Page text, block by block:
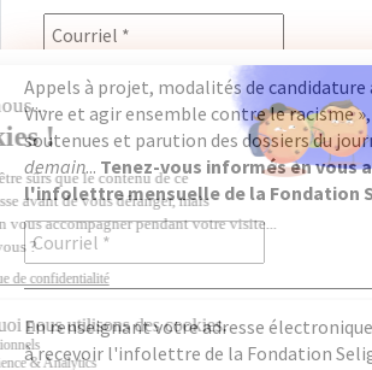
En renseignant votre adresse
consentez à recevoir l'infolettre de la
Seligmann, conformément à notre
confidentialité. Il vous sera possible de
désabonner à tout moment.
Copyright © 2026Fondation Seligmann|Mentions légales
Appels à projet, modalités de candidature
Vivre et agir ensemble contre le racisme
soutenues et parution des dossiers du
demain... Tenez-vous informés en vous
l'infolettre mensuelle de la Fondation
En renseignant votre adresse
à recevoir l'infolettre de la Fondation